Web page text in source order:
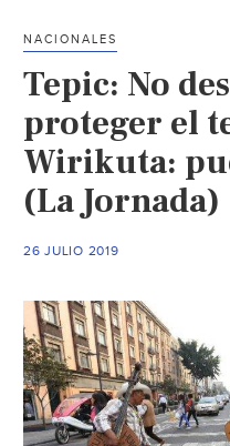
NACIONALES
Tepic: No
proteger el
Wirikuta:
(La Jornada)
26 JULIO 2019